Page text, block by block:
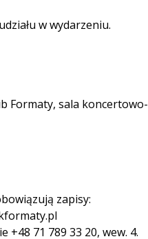
w wydarzeniu.
Formaty, sala koncertowo-
zapisy:
+48 71 789 33 20, wew. 4.